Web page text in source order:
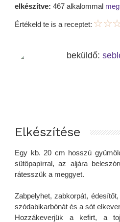
elkészítve: 467 alkalommal
Értékeld te is a receptet:
beküldő:
Elkészítése
Egy kb. 20 cm hosszú
sütőpapírral, az aljára
rátesszük a meggyet.
Zabpelyhet, zabkorpát,
szódabikarbónát és a sót
Hozzákeverjük a kefirt, a